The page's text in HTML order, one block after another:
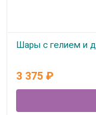
Шары с гелием и
3 375 ₽